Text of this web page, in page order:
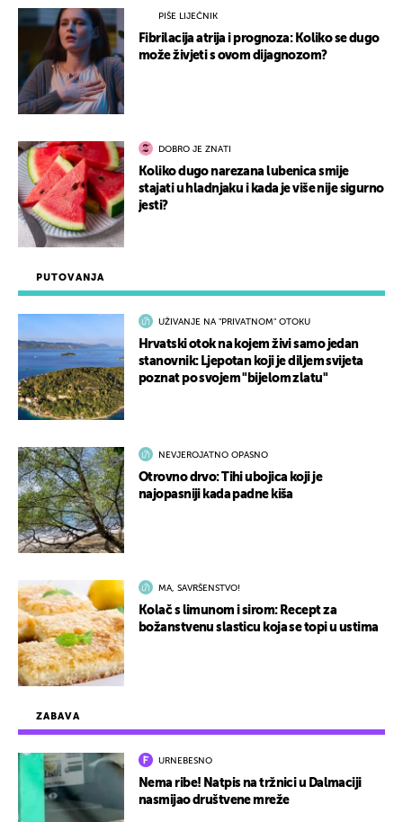
ZABAVA
URNEBESNO
Nema ribe! Natpis na tržnici u Dalmaciji
nasmijao društvene mreže
PUTOVANJA
UŽIVANJE NA "PRIVATNOM" OTOKU
Hrvatski otok na kojem živi samo jedan
stanovnik: Ljepotan koji je diljem svijeta
poznat po svojem "bijelom zlatu"
NEVJEROJATNO OPASNO
Otrovno drvo: Tihi ubojica koji je
najopasniji kada padne kiša
MA, SAVRŠENSTVO!
Kolač s limunom i sirom: Recept za
božanstvenu slasticu koja se topi u ustima
PIŠE LIJEČNIK
Fibrilacija atrija i prognoza: Koliko se dugo
može živjeti s ovom dijagnozom?
DOBRO JE ZNATI
Koliko dugo narezana lubenica smije
stajati u hladnjaku i kada je više nije sigurno
jesti?